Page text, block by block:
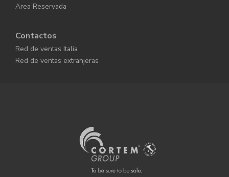
Area Reservada
Contactos
Red de ventas Italia
Red de ventas extranjeras